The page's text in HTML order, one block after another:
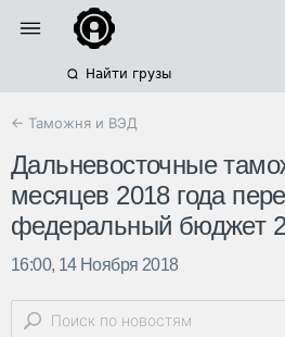
Найти грузы
← Таможня и ВЭД
Дальневосточные
месяцев 2018 года
федеральный бюджет
16:00, 14 Ноября 2018